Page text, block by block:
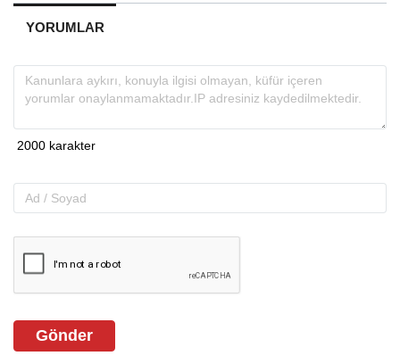
YORUMLAR
Gönder